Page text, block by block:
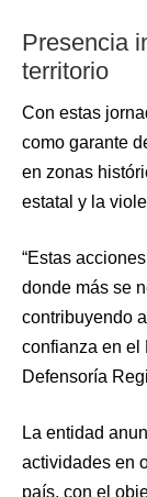
Presencia
territorio
Con estas
como garante
en zonas
estatal y la
“Estas
donde más se
contribuyendo
confianza en el
Defensoría
La entidad
actividades en
país, con el